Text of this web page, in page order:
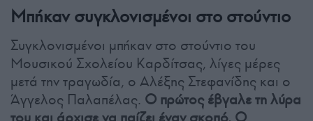
Μπήκαν συγκλονισμένοι στο στούντιο
Συγκλονισμένοι μπήκαν στο στούντιο του
Μουσικού Σχολείου Καρδίτσας, λίγες μέρες
μετά την τραγωδία, ο Αλέξης Στεφανίδης και ο
Άγγελος Παλαπέλας. Ο πρώτος έβγαλε τη λύρα
του και άρχισε να παίζει έναν σκοπό. Ο